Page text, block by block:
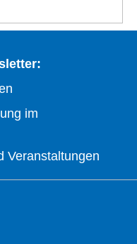
im
Veranstaltungen